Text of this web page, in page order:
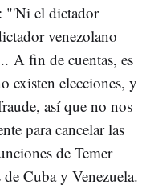
: "'Ni el dictador
venezolano
A fin de cuentas, es
existen elecciones, y
así que no nos
para cancelar las
de Temer
Cuba y Venezuela.